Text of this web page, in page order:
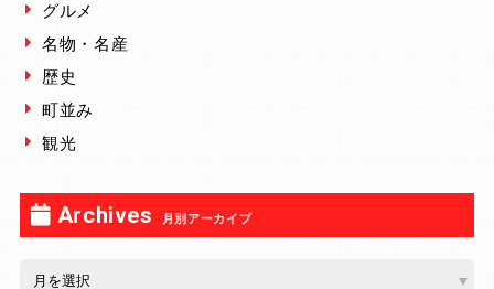
グルメ
名物・名産
歴史
町並み
観光
Archives 月別アーカイブ